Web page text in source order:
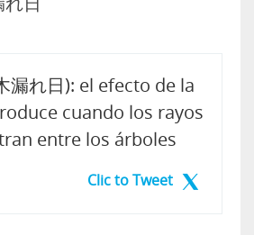
漏れ日): el efecto de la
cuando los rayos
entre los árboles
Clic to Tweet